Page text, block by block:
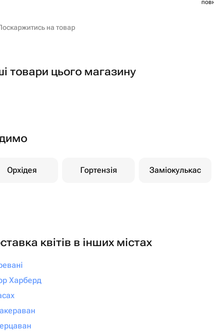
на товар
товари цього магазину
Орхідея Гортензія Заміокулькас
квітів в інших містах
Харберд